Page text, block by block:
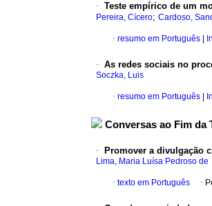
· Teste empírico de um
Pereira, Cícero; Cardoso,
· resumo em Português
· As redes sociais no
Soczka, Luis
· resumo em Português
Conversas ao Fim da
· Promover a divulgação
Lima, Maria Luísa Pedroso de
· texto em Português ·